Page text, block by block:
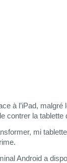
à l’iPad, malgré
contrer la tablette
mi
Android a